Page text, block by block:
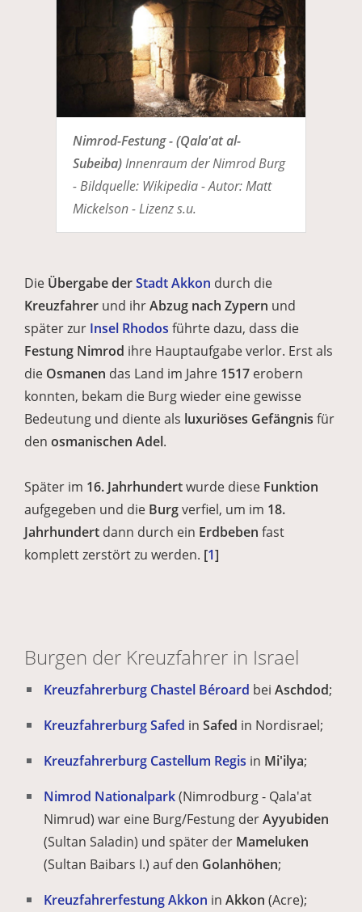
Nimrod-Festung - (Qala'at al-
Subeiba)Innenraum der Nimrod Burg
- Bildquelle: Wikipedia - Autor: Matt
Mickelson - Lizenz s.u.
Die Übergabe derStadt Akkon durch die
Kreuzfahrer und ihrAbzug nach Zypern und
später zur Insel Rhodos führte dazu, dass die
Festung Nimrod ihre Hauptaufgabe verlor. Erst als
die Osmanen das Land im Jahre 1517 erobern
konnten, bekam die Burg wieder eine gewisse
Bedeutung und diente als luxuriöses Gefängnis für
den osmanischen Adel.
Später im 16. Jahrhundertwurde diese Funktion
aufgegeben und die Burgverfiel, um im 18.
Jahrhundert dann durch ein Erdbeben fast
komplett zerstört zu werden. [1]
Burgen der Kreuzfahrer in Israel
Kreuzfahrerburg Chastel Béroard bei Aschdod;
Kreuzfahrerburg Safed in Safed in Nordisrael;
Kreuzfahrerburg Castellum Regis in Mi'ilya;
Nimrod Nationalpark(Nimrodburg - Qala'at
Nimrud) war eine Burg/Festung derAyyubiden
(Sultan Saladin) und später der Mameluken
(Sultan Baibars I.) auf den Golanhöhen;
Kreuzfahrerfestung Akkon in Akkon (Acre);